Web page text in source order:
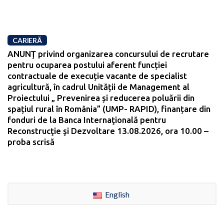
CARIERĂ
ANUNŢ privind organizarea concursului de recrutare
pentru ocuparea postului aferent funcției
contractuale de execuție vacante de specialist
agricultură, în cadrul Unității de Management al
Proiectului „ Prevenirea și reducerea poluării din
spațiul rural în România” (UMP- RAPID), finanțare din
fonduri de la Banca Internaţională pentru
Reconstrucţie şi Dezvoltare 13.08.2026, ora 10.00 –
proba scrisă
English